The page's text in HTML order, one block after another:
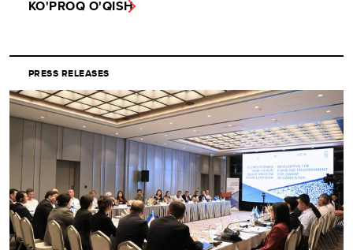
KO'PROQ O'QISH
PRESS RELEASES